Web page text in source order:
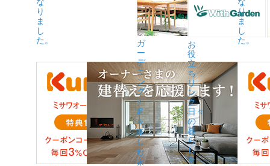
り
ま
し
た。
ガ
ー
デ
ニ
ン
グ
<
庭
を
楽
し
む
家
お
役
立
ち
リ
ン
ク
日々
の
暮
ら
し
を
り
ま
し
た。